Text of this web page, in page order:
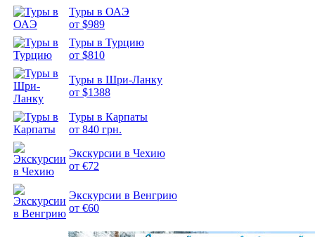
Туры в ОАЭ
от $989
Туры в Турцию
от $810
Туры в Шри-Ланку
от $1388
Туры в Карпаты
от 840 грн.
Экскурсии в Чехию
от €72
Экскурсии в Венгрию
от €60